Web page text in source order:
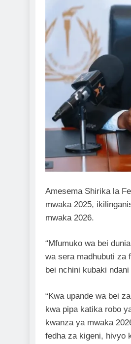
Amesema Shirika la
mwaka 2025,
mwaka 2026.
“Mfumuko wa bei
wa sera madhubuti za
bei nchini kubaki
“Kwa upande wa bei
kwa pipa katika robo
kwanza ya mwaka
fedha za kigeni, hivyo